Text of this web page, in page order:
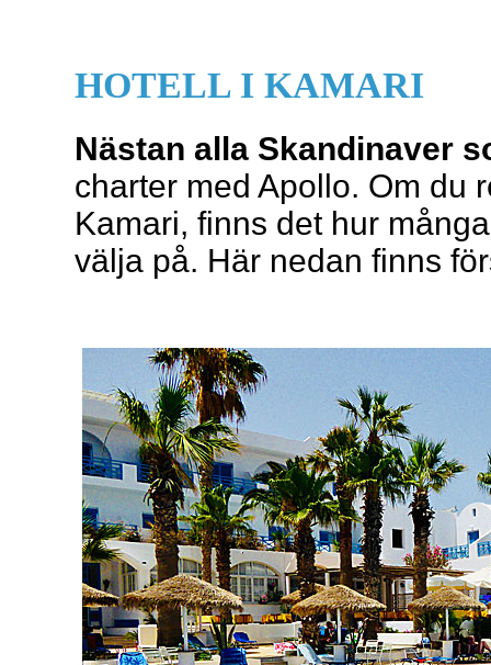
HOTELL I KAMARI
Nästan alla Skandinaver
charter med Apollo. Om du
Kamari, finns det hur
välja på. Här nedan finns